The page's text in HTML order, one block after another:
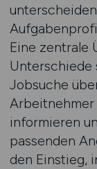
Eine zentrale
Unterschiede
Jobsuche
Arbeitnehmer
informieren
passenden
den Einstieg,